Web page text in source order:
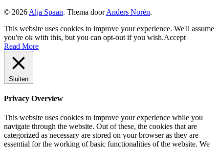
© 2026 Alja Spaan. Thema doorAnders Norén.
This website uses cookies to improve your experience. We'll assume
you're ok with this, but you can opt-out if you wish.Accept
Read More
Sluiten
Privacy Overview
This website uses cookies to improve your experience while you
navigate through the website. Out of these, the cookies that are
categorized as necessary are stored on your browser as they are
essential for the working of basic functionalities of the website. We